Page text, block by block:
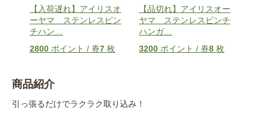
【入荷遅れ】アイリスオ
ーヤマ ステンレスピン
チハン
2800 ポイント / 券7 枚
【品切れ】アイリスオー
ヤマ ステンレスピンチ
ハンガ…
3200 ポイント / 券8 枚
商品紹介
引っ張るだけでラクラク取り込み！